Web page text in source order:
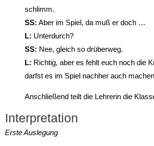
schlimm.
SS: Aber im Spiel, da muß er doch …
L: Unterdurch?
SS: Nee, gleich so drüberweg.
L: Richtig, aber es fehlt euch noch die
darfst es im Spiel nachher auch
Anschließend teilt die Lehrerin die
Interpretation
Erste Auslegung